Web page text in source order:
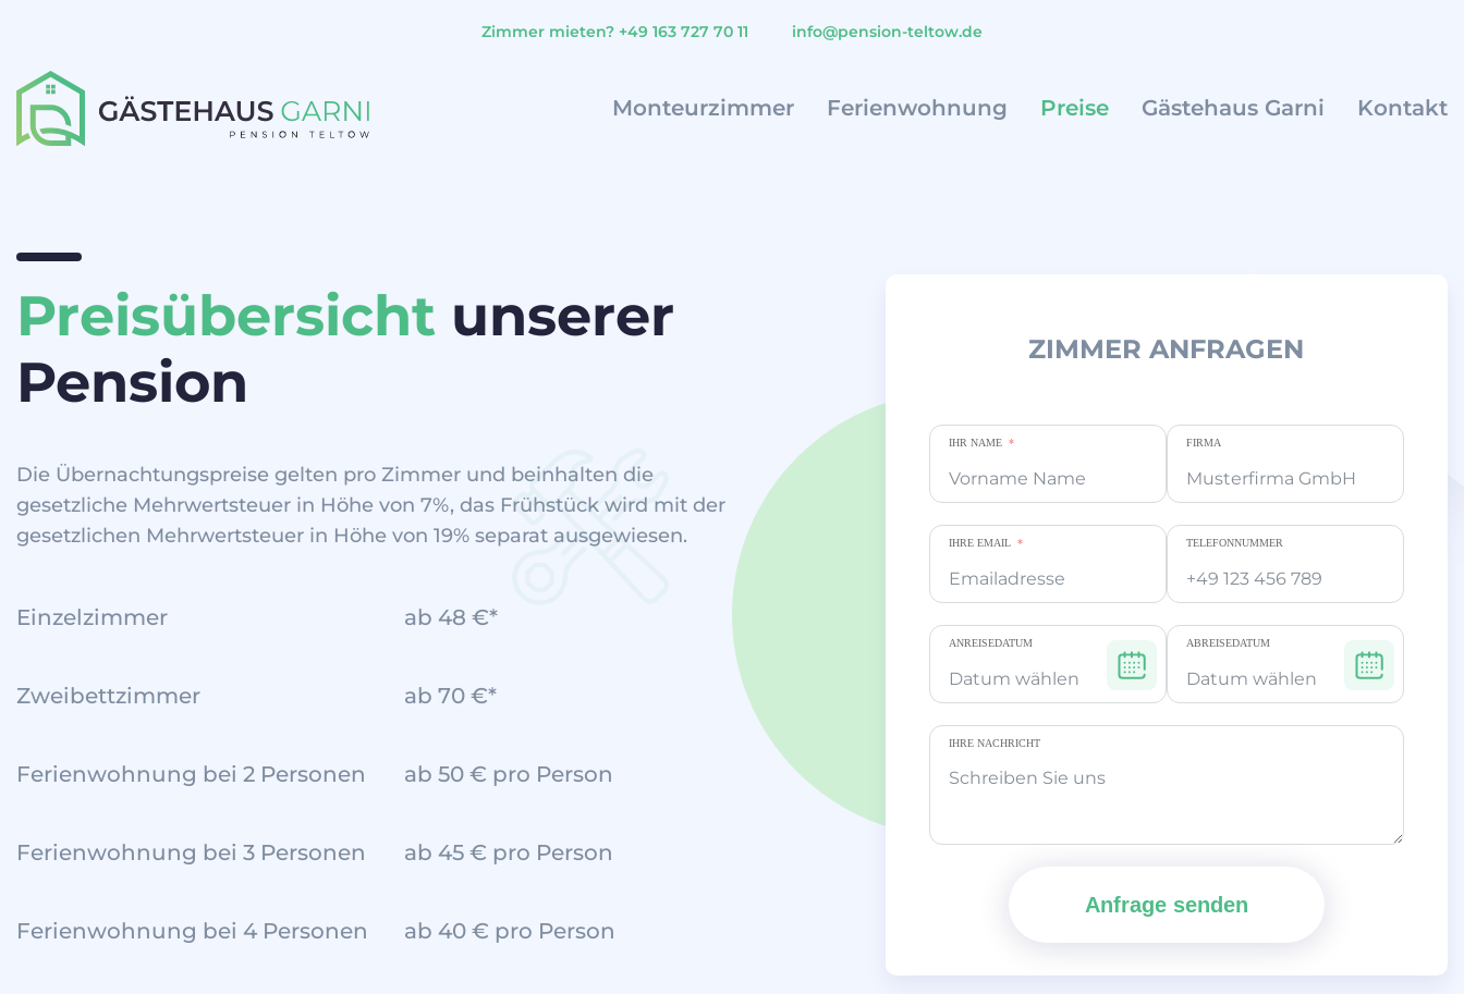
Zimmer mieten? +49 163 727 70 11 info@pension-teltow.de
Monteurzimmer Ferienwohnung Preise Gästehaus Garni Kontakt
Preisübersicht unserer
Pension
Die Übernachtungspreise gelten pro Zimmer und beinhalten die
gesetzliche Mehrwertsteuer in Höhe von 7%, das Frühstück wird mit der
gesetzlichen Mehrwertsteuer in Höhe von 19% separat ausgewiesen.
Einzelzimmer ab 48 €*
Zweibettzimmer ab 70 €*
Ferienwohnung bei 2 Personen ab 50 € pro Person
Ferienwohnung bei 3 Personen ab 45 € pro Person
Ferienwohnung bei 4 Personen ab 40 € pro Person
ZIMMER ANFRAGEN
IHR NAME FIRMA
IHRE EMAIL TELEFONNUMMER
ANREISEDATUM ABREISEDATUM
IHRE NACHRICHT
Anfrage senden